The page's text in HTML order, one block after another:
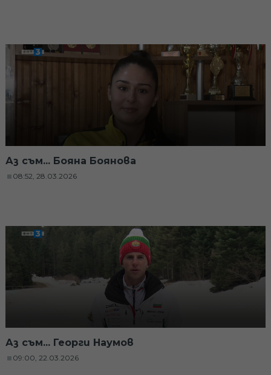
Аз съм... Бояна Боянова
08:52, 28.03.2026
Аз съм... Георги Наумов
09:00, 22.03.2026